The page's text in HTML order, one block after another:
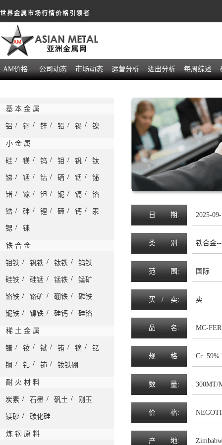
世界金属市场行情价格引领者
AM价格 公司动态 市场动态 运营分析 进出分析 每周综述
基 本 金 属
铝 / 铜 / 锌 / 铅 / 锡 / 镍
小 金 属
硅 / 镁 / 钨 / 钼 / 钒 / 钛
锑 / 锰 / 钴 / 硒 / 铟 / 铋
锗 / 镓 / 钽 / 铌 / 镉 / 铬
锆 / 砷 / 锂 / 碲 / 钙 / 汞
锶 / 铼
铁 合 金
钼铁 / 钒铁 / 钛铁 / 钨铁
硅铁 / 硅锰 / 锰铁 / 锰矿
铬铁 / 铬矿 / 硼铁 / 磷铁
铌铁 / 镍铁 / 硅钙 / 硅铬
稀 土 金 属
镨 / 钕 / 铽 / 铕 / 镝 / 钇
镧 / 钆 / 铈 / 钕铁硼
耐 火 材 料
炭素 / 石墨 / 矾土 / 刚玉
镁砂 / 碳化硅
炼 钢 原 料
日 期: 2025-
类 别: 铁合金
范 围 : 国际
买 / 卖: 卖
品 名 : MC-
规 格: Cr:
数 量: 300MT/
价 格:
产 地: